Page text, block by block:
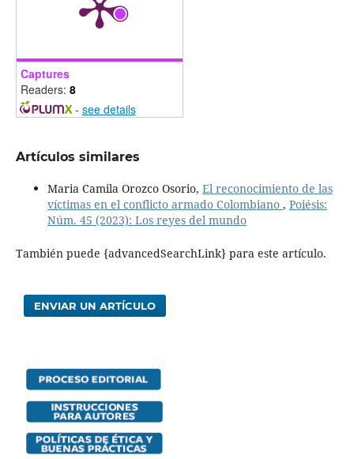
Captures
Readers: 8
- see details
Artículos similares
Maria Camila Orozco Osorio, El reconocimiento de las
víctimas en el conflicto armado Colombiano , Poiésis:
Núm. 45 (2023): Los reyes del mundo
También puede {advancedSearchLink} para este artículo.
ENVIAR UN ARTÍCULO